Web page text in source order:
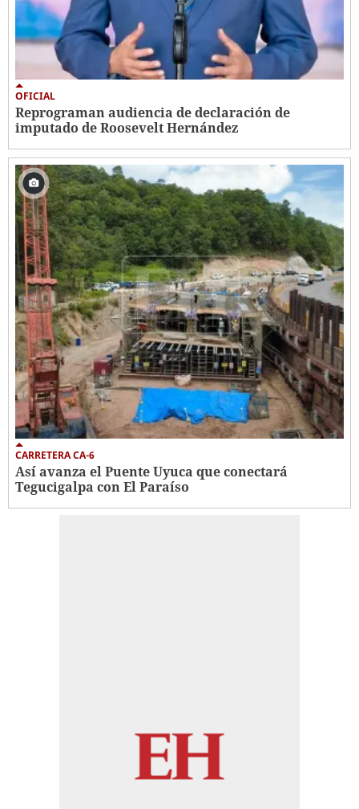
OFICIAL
Reprograman audiencia de declaración de
imputado de Roosevelt Hernández
CARRETERA CA-6
Así avanza el Puente Uyuca que conectará
Tegucigalpa con El Paraíso